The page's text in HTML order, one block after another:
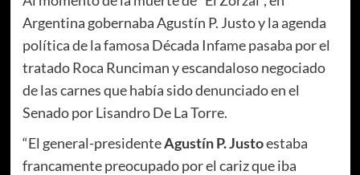
Argentina gobernaba Agustín P. Justo y la agenda
política de la famosa Década Infame pasaba por el
tratado Roca Runciman y escandaloso negociado
de las carnes que había sido denunciado en el
Senado por Lisandro De La Torre.
“El general-presidenteAgustín P. Justoestaba
francamente preocupado por el cariz que iba